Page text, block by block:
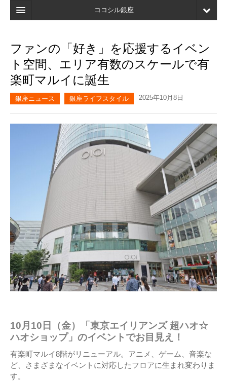
ココシル銀座
検索
店舗・施設最新情報
口コミ
マイページ
ブックマーク
ファンの「好き」を応援するイベン
ト空間、エリア有数のスケールで有
楽町マルイに誕生
銀座ニュース 銀座ライフスタイル 2025年10月8日
10月10日（金）「東京エイリアンズ 超ハオ☆
ハオショップ」のイベントでお目見え！
有楽町マルイ8階がリニューアル。アニメ、ゲーム、音楽な
ど、さまざまなイベントに対応したフロアに生まれ変わりま
す。